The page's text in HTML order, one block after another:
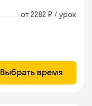
от 2282 ₽ / урок
Выбрать время